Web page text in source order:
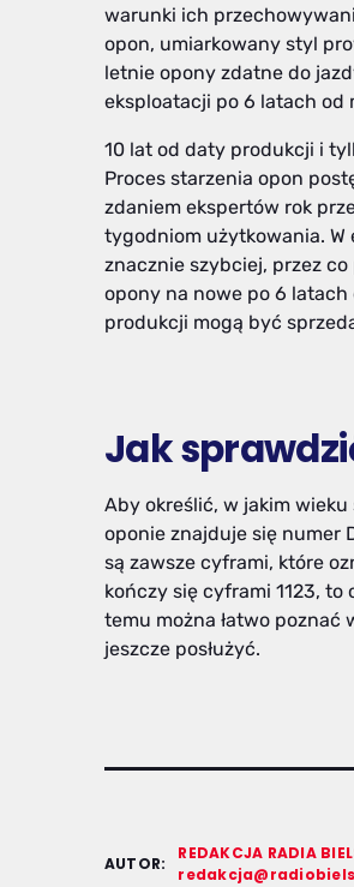
warunki ich
opon, umiarkowany styl
letnie opony zdatne do
eksploatacji po 6 latach od
10 lat od daty produkcji i
Proces starzenia opon
zdaniem ekspertów rok
tygodniom użytkowania. W
znacznie szybciej, przez
opony na nowe po 6
produkcji mogą być
Jak
Aby określić, w jakim
oponie znajduje się numer
są zawsze cyframi, które
kończy się cyframi 1123,
temu można łatwo poznać
jeszcze posłużyć.
AUTOR:
REDAKCJA RADIA